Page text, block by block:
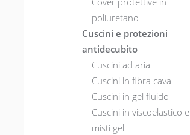
poliuretano
Cuscini e protezioni
antidecubito
Cuscini ad aria
Cuscini in fibra cava
Cuscini in gel fluido
Cuscini in viscoelastico e
misti gel